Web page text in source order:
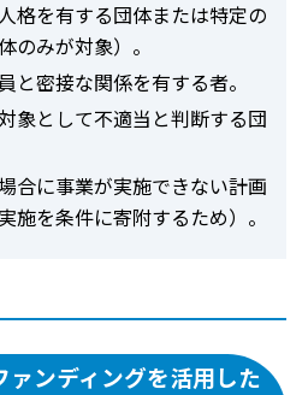
格を有する団体または特定の
のみが対象）。
と密接な関係を有する者。
象として不適当と判断する団
合に事業が実施できない計画
施を条件に寄附するため）。
ンディングを活用した